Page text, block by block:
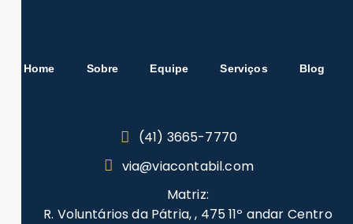
Home Sobre Equipe Serviços Blog
(41) 3665-7770
via@viacontabil.com
Matriz:
R. Voluntários da Pátria, , 475 11º andar Centro